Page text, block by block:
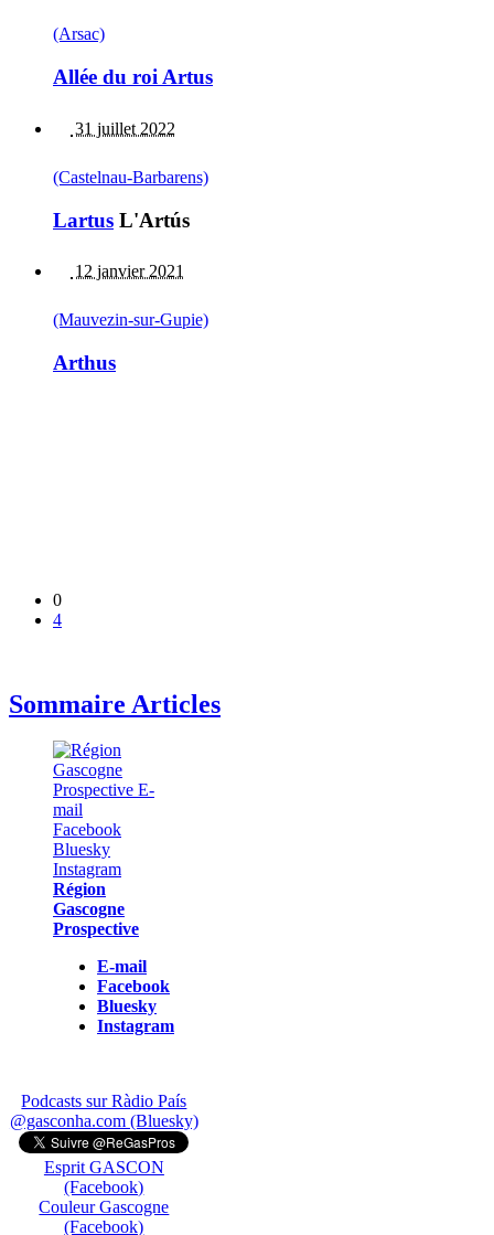
(Arsac)
Allée du roi Artus
31 juillet 2022
(Castelnau-Barbarens)
Lartus L'Artús
12 janvier 2021
(Mauvezin-sur-Gupie)
Arthus
0
4
Sommaire Articles
Région
Gascogne
Prospective
E-mail
Facebook
Bluesky
Instagram
Podcasts sur Ràdio País
@gasconha.com (Bluesky)
Esprit GASCON
(Facebook)
Couleur Gascogne
(Facebook)